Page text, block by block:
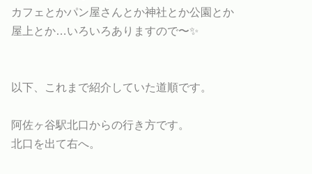
カフェとかパン屋さんとか神社とか公園とか
屋上とか…いろいろありますので〜✨
以下、これまで紹介していた道順です。
阿佐ヶ谷駅北口からの行き方です。
北口を出て右へ。